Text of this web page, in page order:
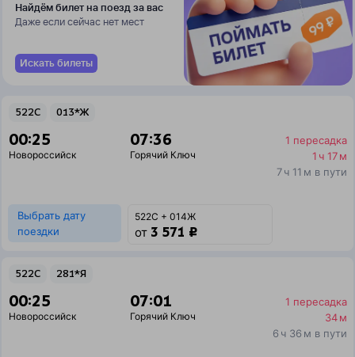
Найдём билет на поезд за вас
Даже если сейчас нет мест
Искать билеты
522С 013*Ж
00:25
Новороссийск
07:36
Горячий Ключ
1 пересадка
1 ч 17 м
7 ч 11 м в пути
Выбрать дату
поездки
522С + 014Ж
от 3 571 ₽
522С 281*Я
00:25
Новороссийск
07:01
Горячий Ключ
1 пересадка
34 м
6 ч 36 м в пути